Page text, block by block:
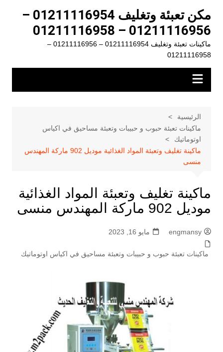
المحتوى
مكن تعبئة وتغليف 01211116954 –
01211116956 – 01211116958
ماكينات تعبئة وتغليف 01211116954 – 01211116956 –
01211116958
الرئيسية
ماكينات تعبئة حبوب و حبيبات وتعبئة مساحيق في اكياس
اوتوماتيك
ماكينة تغليف وتعبئة المواد الغذائية موديل 902 ماركة المهندس
منسى
ماكينة تغليف وتعبئة المواد الغذائية
موديل 902 ماركة المهندس منسى
engmansy مايو 16, 2023
ماكينات تعبئة حبوب و حبيبات وتعبئة مساحيق في اكياس اوتوماتيك